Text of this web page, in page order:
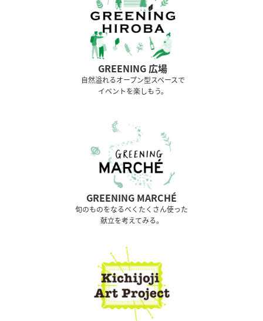
GREENING 広場
⾃然溢れるオープン型スペースで
イベントを楽しもう。
GREENING MARCHÉ
旬のものをなるべくたくさん使った
献立を考えてみる。